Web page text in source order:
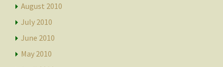
August 2010
July 2010
June 2010
May 2010